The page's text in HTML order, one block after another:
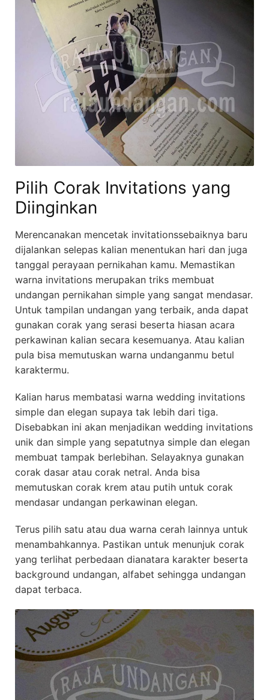
Pilih Corak Invitations yang
Diinginkan
Merencanakan mencetak invitationssebaiknya baru
dijalankan selepas kalian menentukan hari dan juga
tanggal perayaan pernikahan kamu. Memastikan
warna invitations merupakan triks membuat
undangan pernikahan simple yang sangat mendasar.
Untuk tampilan undangan yang terbaik, anda dapat
gunakan corak yang serasi beserta hiasan acara
perkawinan kalian secara kesemuanya. Atau kalian
pula bisa memutuskan warna undanganmu betul
karaktermu.
Kalian harus membatasi warna wedding invitations
simple dan elegan supaya tak lebih dari tiga.
Disebabkan ini akan menjadikan wedding invitations
unik dan simple yang sepatutnya simple dan elegan
membuat tampak berlebihan. Selayaknya gunakan
corak dasar atau corak netral. Anda bisa
memutuskan corak krem atau putih untuk corak
mendasar undangan perkawinan elegan.
Terus pilih satu atau dua warna cerah lainnya untuk
menambahkannya. Pastikan untuk menunjuk corak
yang terlihat perbedaan dianatara karakter beserta
background undangan, alfabet sehingga undangan
dapat terbaca.